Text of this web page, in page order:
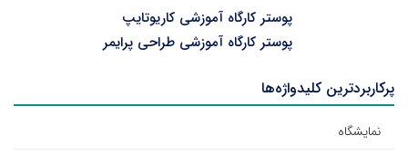
پوستر کارگاه آموزشی کاریوتایپ
پوستر کارگاه آموزشی طراحی پرایمر
پرکاربردترین کلیدواژه‌ها
نمایشگاه